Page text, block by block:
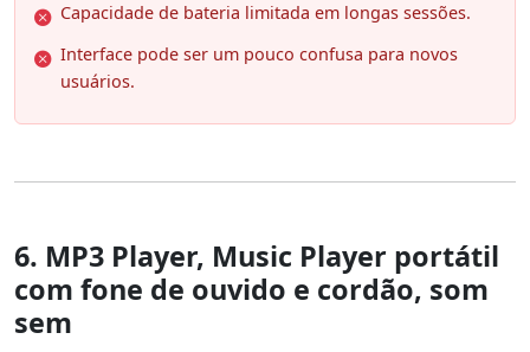
Capacidade de bateria limitada em longas sessões.
Interface pode ser um pouco confusa para novos
usuários.
6. MP3 Player, Music Player portátil
com fone de ouvido e cordão, som
sem